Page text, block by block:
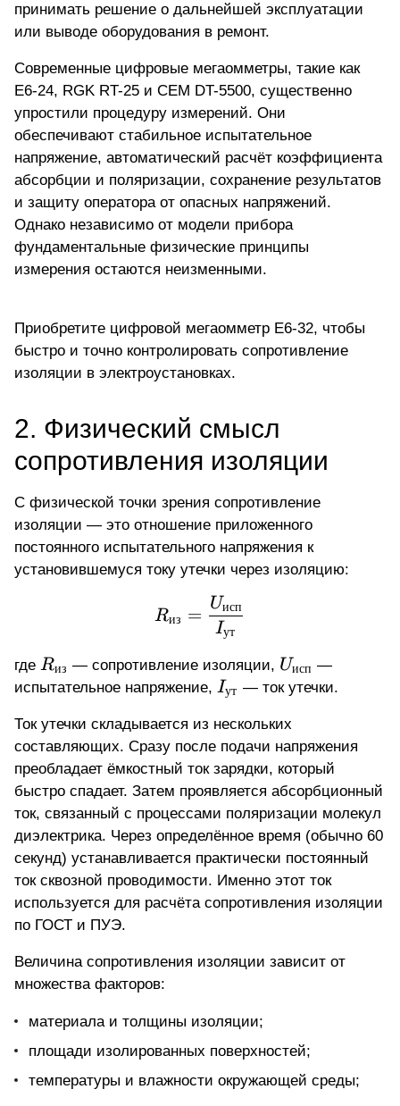
принимать решение о дальнейшей эксплуатации
или выводе оборудования в ремонт.
Современные цифровые мегаомметры, такие как
Е6-24, RGK RT-25 и CEM DT-5500, существенно
упростили процедуру измерений. Они
обеспечивают стабильное испытательное
напряжение, автоматический расчёт коэффициента
абсорбции и поляризации, сохранение результатов
и защиту оператора от опасных напряжений.
Однако независимо от модели прибора
фундаментальные физические принципы
измерения остаются неизменными.
Приобретите цифровой мегаомметр Е6-32, чтобы
быстро и точно контролировать сопротивление
изоляции в электроустановках.
2. Физический смысл
сопротивления изоляции
С физической точки зрения сопротивление
изоляции — это отношение приложенного
постоянного испытательного напряжения к
установившемуся току утечки через изоляцию:
R_{из} =
Rиз =
Iут
Uисп
где R_{из}
Rиз — сопротивление изоляции, U_{исп}
Uисп —
испытательное напряжение, I_{ут}
Iут — ток утечки.
Ток утечки складывается из нескольких
составляющих. Сразу после подачи напряжения
преобладает ёмкостный ток зарядки, который
быстро спадает. Затем проявляется абсорбционный
ток, связанный с процессами поляризации молекул
диэлектрика. Через определённое время (обычно 60
секунд) устанавливается практически постоянный
ток сквозной проводимости. Именно этот ток
используется для расчёта сопротивления изоляции
по ГОСТ и ПУЭ.
Величина сопротивления изоляции зависит от
множества факторов:
материала и толщины изоляции;
площади изолированных поверхностей;
температуры и влажности окружающей среды;